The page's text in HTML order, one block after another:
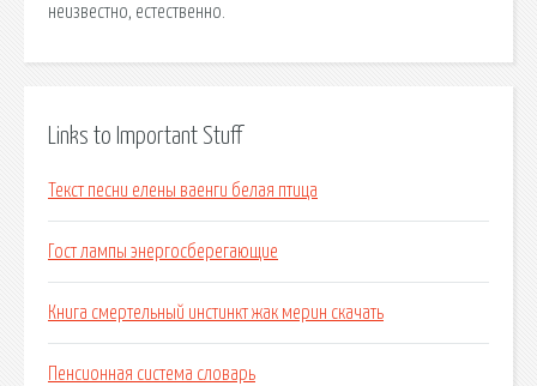
неизвестно, естественно.
Links to Important Stuff
Текст песни елены ваенги белая птица
Гост лампы энергосберегающие
Книга смертельный инстинкт жак мерин скачать
Пенсионная система словарь